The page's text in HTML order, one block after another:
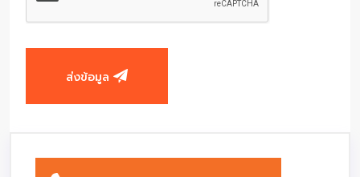
ส่งข้อมูล